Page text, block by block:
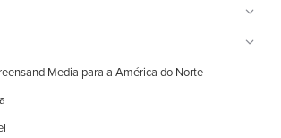
Media para a América do Norte